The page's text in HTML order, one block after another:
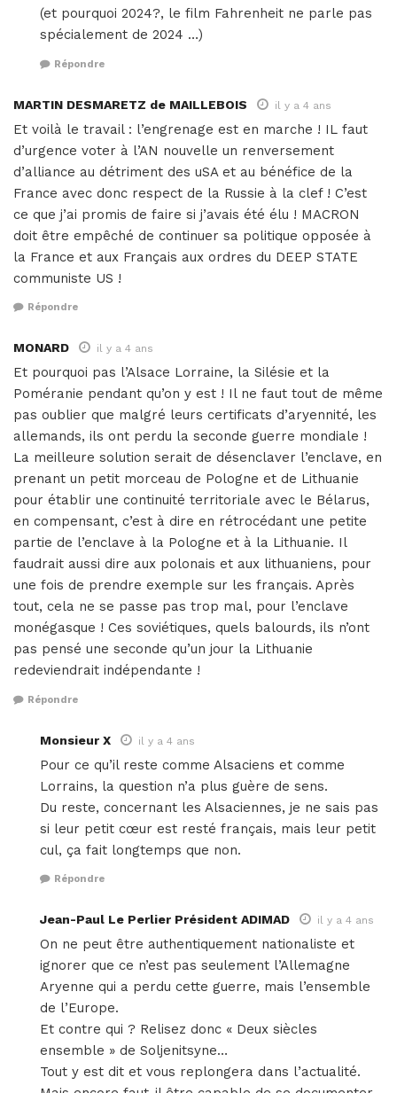
(et pourquoi 2024?, le film Fahrenheit ne parle pas
spécialement de 2024 …)
Répondre
MARTIN DESMARETZ de MAILLEBOIS il y a 4 ans
Et voilà le travail : l’engrenage est en marche ! IL faut
d’urgence voter à l’AN nouvelle un renversement
d’alliance au détriment des uSA et au bénéfice de la
France avec donc respect de la Russie à la clef ! C’est
ce que j’ai promis de faire si j’avais été élu ! MACRON
doit être empêché de continuer sa politique opposée à
la France et aux Français aux ordres du DEEP STATE
communiste US !
Répondre
MONARD il y a 4 ans
Et pourquoi pas l’Alsace Lorraine, la Silésie et la
Poméranie pendant qu’on y est ! Il ne faut tout de même
pas oublier que malgré leurs certificats d’aryennité, les
allemands, ils ont perdu la seconde guerre mondiale !
La meilleure solution serait de désenclaver l’enclave, en
prenant un petit morceau de Pologne et de Lithuanie
pour établir une continuité territoriale avec le Bélarus,
en compensant, c’est à dire en rétrocédant une petite
partie de l’enclave à la Pologne et à la Lithuanie. Il
faudrait aussi dire aux polonais et aux lithuaniens, pour
une fois de prendre exemple sur les français. Après
tout, cela ne se passe pas trop mal, pour l’enclave
monégasque ! Ces soviétiques, quels balourds, ils n’ont
pas pensé une seconde qu’un jour la Lithuanie
redeviendrait indépendante !
Répondre
Monsieur X il y a 4 ans
Pour ce qu’il reste comme Alsaciens et comme
Lorrains, la question n’a plus guère de sens.
Du reste, concernant les Alsaciennes, je ne sais pas
si leur petit cœur est resté français, mais leur petit
cul, ça fait longtemps que non.
Répondre
Jean-Paul Le Perlier Président ADIMAD il y a 4 ans
On ne peut être authentiquement nationaliste et
ignorer que ce n’est pas seulement l’Allemagne
Aryenne qui a perdu cette guerre, mais l’ensemble
de l’Europe.
Et contre qui ? Relisez donc « Deux siècles
ensemble » de Soljenitsyne…
Tout y est dit et vous replongera dans l’actualité.